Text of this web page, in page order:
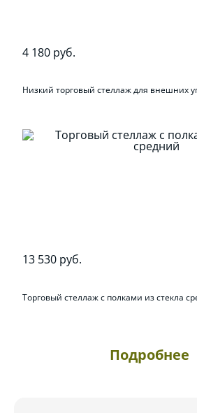
Подробнее
4 180 руб.
Низкий торговый стеллаж для внешних
13 530 руб.
Торговый стеллаж с полками из стекла